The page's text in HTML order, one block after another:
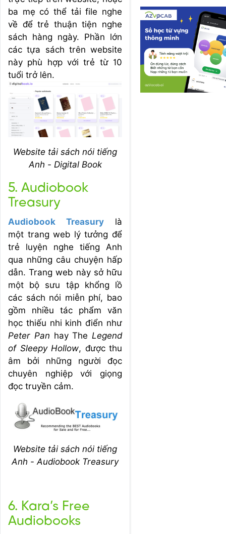
ba mẹ có thể tải file nghe
về để trẻ thuận tiện nghe
sách hàng ngày. Phần lớn
các tựa sách trên website
này phù hợp với trẻ từ 10
tuổi trở lên.
Website tải sách nói tiếng
Anh - Digital Book
5. Audiobook
Treasury
Audiobook Treasury là
một trang web lý tưởng để
trẻ luyện nghe tiếng Anh
qua những câu chuyện hấp
dẫn. Trang web này sở hữu
một bộ sưu tập khổng lồ
các sách nói miễn phí, bao
gồm nhiều tác phẩm văn
học thiếu nhi kinh điển như
Peter Pan hay The Legend
of Sleepy Hollow, được thu
âm bởi những người đọc
chuyên nghiệp với giọng
đọc truyền cảm.
Website tải sách nói tiếng
Anh - Audiobook Treasury
6. Kara’s Free
Audiobooks